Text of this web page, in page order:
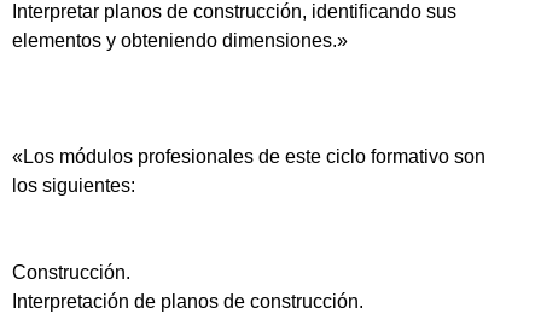
Interpretar planos de construcción, identificando sus
elementos y obteniendo dimensiones.»
«Los módulos profesionales de este ciclo formativo son
los siguientes:
Construcción.
Interpretación de planos de construcción.